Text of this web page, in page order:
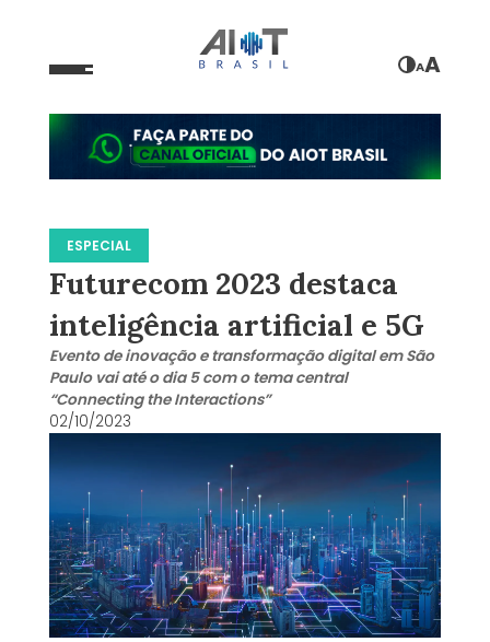
AA
ESPECIAL
Futurecom 2023 destaca
inteligência artificial e 5G
Evento de inovação e transformação digital em São
Paulo vai até o dia 5 com o tema central
“Connecting the Interactions”
02/10/2023